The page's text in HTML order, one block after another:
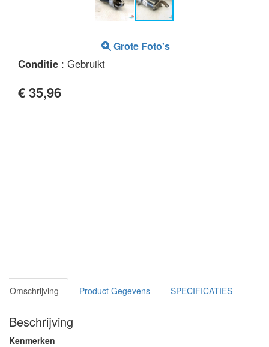
Grote Foto's
Conditie : Gebruikt
€ 35,96
Omschrijving Product Gegevens SPECIFICATIES
Beschrijving
Kenmerken